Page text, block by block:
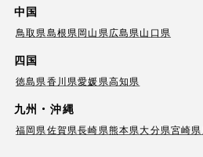
中国
鳥取県島根県岡山県広島県山口県
四国
徳島県香川県愛媛県高知県
九州・沖縄
福岡県佐賀県長崎県熊本県大分県宮崎県